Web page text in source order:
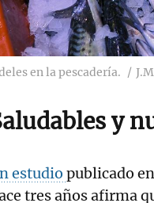
en la pescadería.
y
estudio publicado
tres años afirma